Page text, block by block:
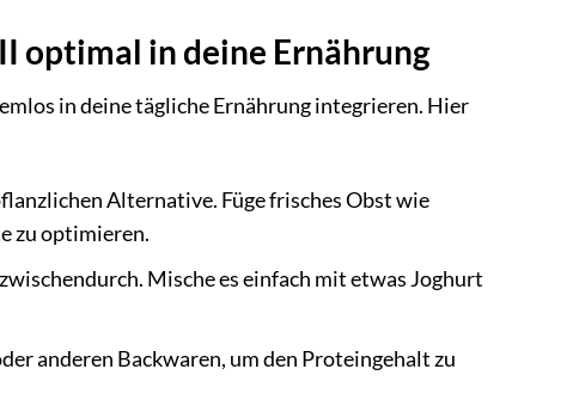
optimal in deine Ernährung
in deine tägliche Ernährung integrieren. Hier
Alternative. Füge frisches Obst wie
zu optimieren.
Mische es einfach mit etwas Joghurt
anderen Backwaren, um den Proteingehalt zu